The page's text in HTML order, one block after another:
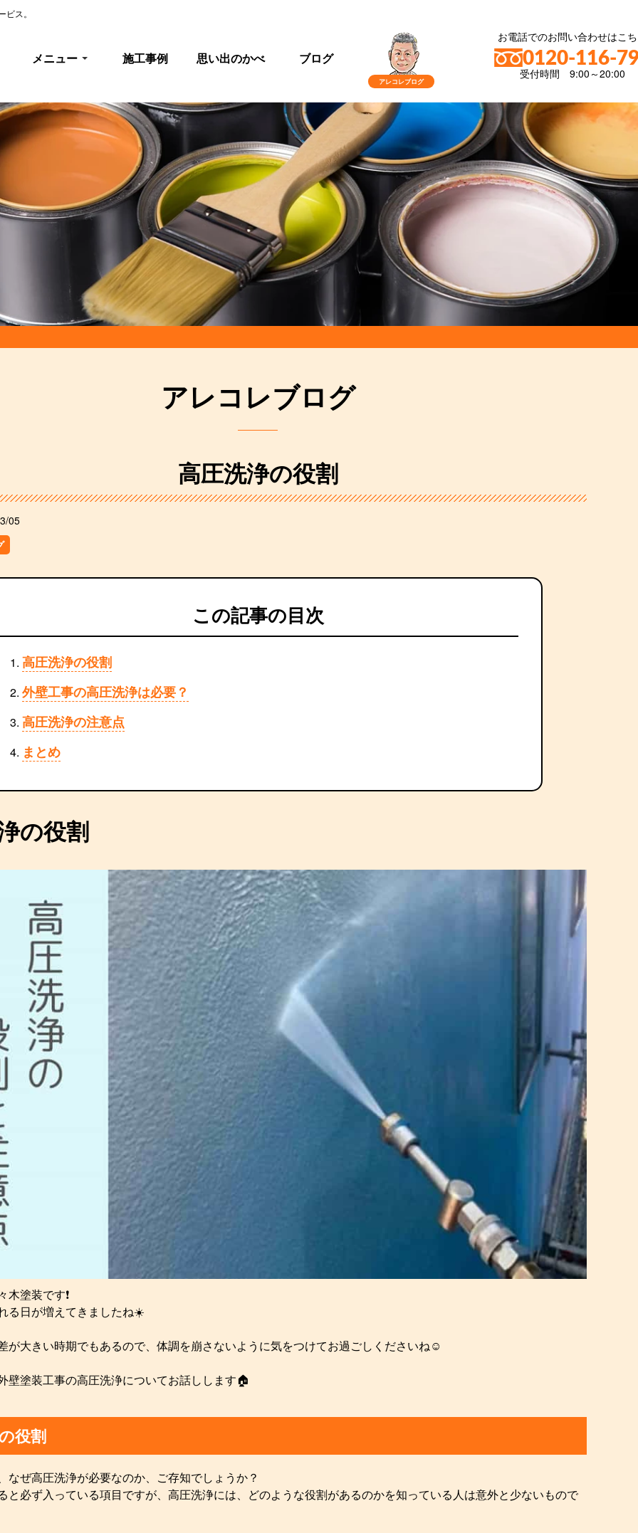
ス。
メニュー 施工事例 思い出のかべ ブログ
お電話でのお問い合わせはこ
0120-116-
受付時間 9:00～20:00
アレコレブログ
高圧洗浄の役割
05
この記事の目次
高圧洗浄の役割
外壁工事の高圧洗浄は必要？
高圧洗浄の注意点
まとめ
の役割
木塗装です❗️
る日が増えてきましたね☀️
が大きい時期でもあるので、体調を崩さないように気をつけてお過ごしくださいね☺️
壁塗装工事の高圧洗浄についてお話しします🏠
役割
なぜ高圧洗浄が必要なのか、ご存知でしょうか？
と必ず入っている項目ですが、高圧洗浄には、どのような役割があるのかを知っている人は意外と少ないもので